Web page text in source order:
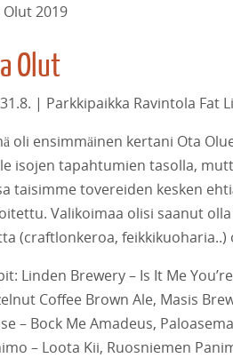
Olut 2019
Olut
| Parkkipaikka Ravintola
oli ensimmäinen kertani Ota
isojen tapahtumien tasolla,
taisimme tovereiden kesken
Valikoimaa olisi saanut
(craftlonkeroa, feikkikuoharia..)
Linden Brewery – Is It Me
Coffee Brown Ale, Masis
– Bock Me Amadeus,
– Loota Kii, Ruosniemen